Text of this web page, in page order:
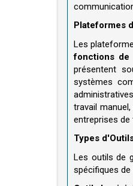
Plateformes
Les
fonctions de
présentent
systèmes
travail
entreprises
Types
Les outils de
spécifiques